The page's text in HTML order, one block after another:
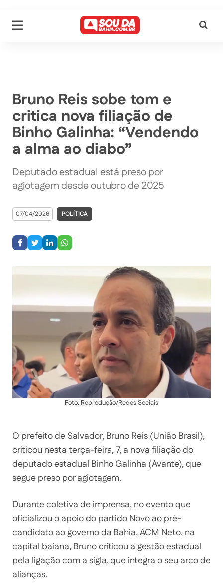
Bruno Reis sobe tom e
critica nova filiação de
Binho Galinha: “Vendendo
a alma ao diabo”
Deputado estadual está preso por
agiotagem desde outubro de 2025
07/04/2026 POLÍTICA
Foto: Reprodução/Redes Sociais
O prefeito de Salvador, Bruno Reis (União Brasil),
criticou nesta terça-feira, 7, a nova filiação do
deputado estadual Binho Galinha (Avante), que
segue preso por agiotagem.
Durante coletiva de imprensa, no evento que
oficializou o apoio do partido Novo ao pré-
candidato ao governo da Bahia, ACM Neto, na
capital baiana, Bruno criticou a gestão estadual
pela ligação com a sigla, que integra o seu arco de
alianças.